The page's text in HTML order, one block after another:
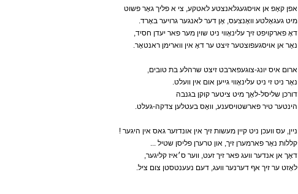
אפן קאָפ אן אויסגעגלאנצטע לאטקע, צי א פליך גאָר פשוט
.מיט געגאָלטע וואָנצעס, אָן דער לאנגער גרויער באָרד
,דאָ פארקויפט זיך עלינאָווי ניט שוין מער פאר יעדן חסיד
.נאָר אן אויסגעפוצטער זיצט ער דאָ אין ווארימן ראנטאָר
,ארום איס יונג-צוגעפארבט זיצט שרהלע בת טובים
.נאָר ניט זי ניט עלינאָווי גייען אום אין וועלט
דורכן שליסל-לאָך מיט ציטער קוקן בגנבה
.הינטער טיר פארשטויסענע, וואָס בעטלען צדקה-געלט
! ניין, עס וועכן ניט קיין מעשות זיך אין אונדזער גאס אין היגער
... קללות נאָר פארמערן זיך, און טרערן פליסן שטיל
,דאָך אן אנדער וועג פאר זיך זעט, ווער ס׳איז קליגער
.לאָזט ער זיך אף דערנער וועג, דעם נעענטסטן צום ציל